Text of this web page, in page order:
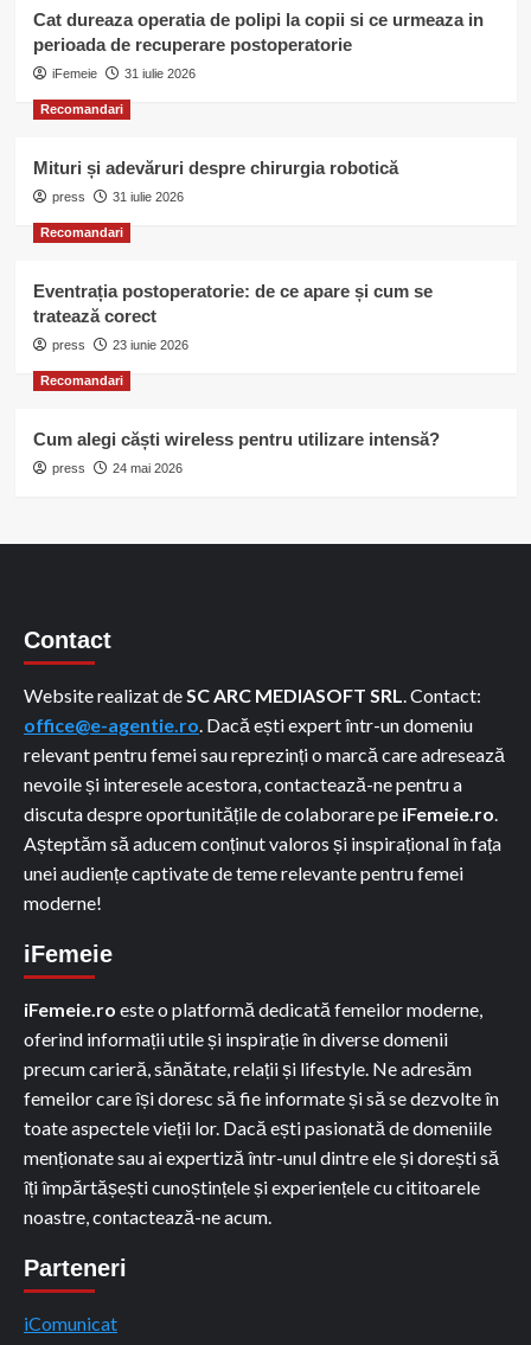
Cat dureaza operatia de polipi la copii si ce urmeaza in
perioada de recuperare postoperatorie
iFemeie 31 iulie 2026
Recomandari
Mituri și adevăruri despre chirurgia robotică
press 31 iulie 2026
Recomandari
Eventrația postoperatorie: de ce apare și cum se
tratează corect
press 23 iunie 2026
Recomandari
Cum alegi căști wireless pentru utilizare intensă?
press 24 mai 2026
Contact
Website realizat deSC ARC MEDIASOFT SRL. Contact:
office@e-agentie.ro. Dacă ești expert într-un domeniu
relevant pentru femei sau reprezinți o marcă care adresează
nevoile și interesele acestora, contactează-ne pentru a
discuta despre oportunitățile de colaborare pe iFemeie.ro.
Așteptăm să aducem conținut valoros și inspirațional în fața
unei audiențe captivate de teme relevante pentru femei
moderne!
iFemeie
iFemeie.ro este o platformă dedicată femeilor moderne,
oferind informații utile și inspirație în diverse domenii
precum carieră, sănătate, relații și lifestyle. Ne adresăm
femeilor care își doresc să fie informate și să se dezvolte în
toate aspectele vieții lor. Dacă ești pasionată de domeniile
menționate sau ai expertiză într-unul dintre ele și dorești să
îți împărtășești cunoștințele și experiențele cu cititoarele
noastre, contactează-ne acum.
Parteneri
iComunicat